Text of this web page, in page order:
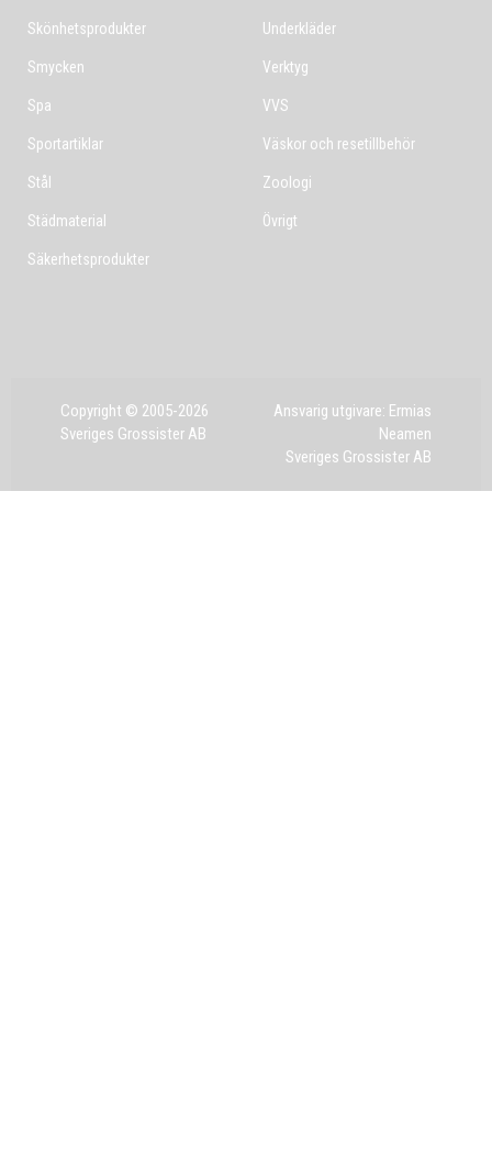
Skönhetsprodukter
Smycken
Spa
Sportartiklar
Stål
Städmaterial
Säkerhetsprodukter
Underkläder
Verktyg
VVS
Väskor och resetillbehör
Zoologi
Övrigt
Copyright © 2005-2026
Sveriges Grossister AB
Ansvarig utgivare: Ermias
Neamen
Sveriges Grossister AB